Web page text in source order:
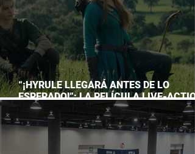
“¡HYRULE LLEGARÁ ANTES DE LO
ESPERADO!”: LA PELÍCULA LIVE-
DE THE LEGEND OF ZELDA ADELANTA
ESTRENO